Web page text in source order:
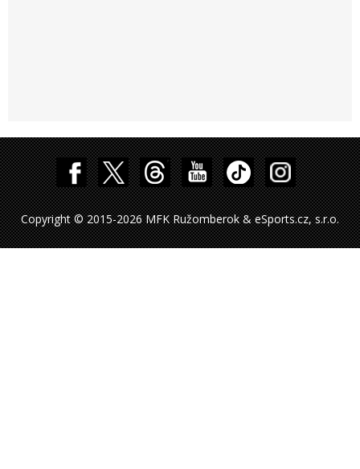
Copyright © 2015-2026 MFK Ružomberok & eSports.cz, s.r.o.